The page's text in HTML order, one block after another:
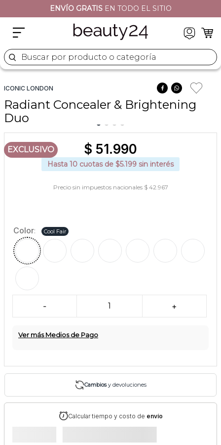
ENVÍO GRATISEN TODO EL SITIO
Buscar por producto o categoría
ICONIC LONDON
Radiant Concealer & Brightening
Duo
EXCLUSIVO $ 51.990
Hasta 10 cuotas de $5.199 sin interés
Precio sin impuestos nacionales $ 42.967
Color: Cool Fair
- 1 +
Ver más Medios de Pago
Cambiosy devoluciones
Calcular tiempo y costo de envío
naj oleari
5. versace